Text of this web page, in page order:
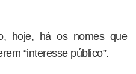
hoje, há os nomes que
“interesse público”.